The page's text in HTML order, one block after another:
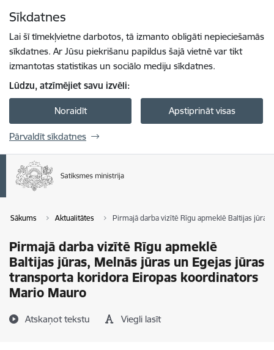
Sīkdatnes
Lai šī tīmekļvietne darbotos, tā izmanto obligāti nepieciešamās
sīkdatnes. Ar Jūsu piekrišanu papildus šajā vietnē var tikt
izmantotas statistikas un sociālo mediju sīkdatnes.
Lūdzu, atzīmējiet savu izvēli:
Noraidīt Apstiprināt visas
Pārvaldīt sīkdatnes
Sākums Aktualitātes Pirmajā darba vizītē Rīgu apmeklē Baltijas
Pirmajā darba vizītē Rīgu apmeklē
Baltijas jūras, Melnās jūras un Egejas jūras
transporta koridora Eiropas koordinators
Mario Mauro
Atskaņot tekstu Viegli lasīt